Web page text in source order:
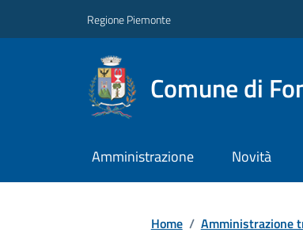
Regione Piemonte
Comune di
Amministrazione Novità
Home / Amministrazione